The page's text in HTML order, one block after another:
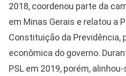
2018, coordenou parte da
em Minas Gerais e relatou a
Constituição da Previdência,
econômica do governo.
PSL em 2019, porém,